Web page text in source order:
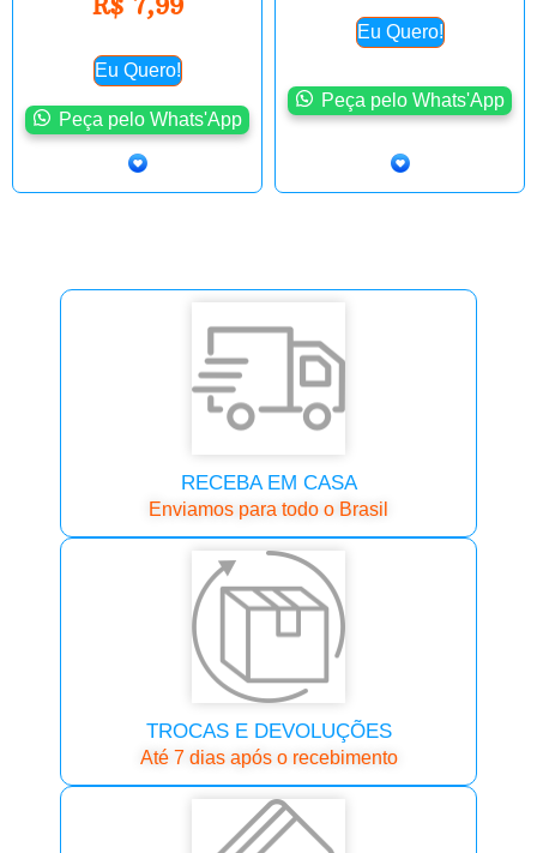
Eu Quero!
Peça pelo Whats'App
Eu Quero!
Peça pelo Whats'App
RECEBA EM CASA
Enviamos para todo o Brasil
TROCAS E DEVOLUÇÕES
Até 7 dias após o recebimento